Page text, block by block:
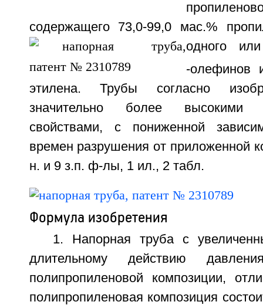
содержащего 73,0-99,0 мас.%
одного
-олефинов
этилена. Трубы согласно
значительно более высокими
свойствами, с пониженной
времен разрушения от приложенной
н. и 9 з.п. ф-лы, 1 ил., 2 табл.
Формула изобретения
1. Напорная труба с
длительному действию
полипропиленовой композиции,
полипропиленовая композиция